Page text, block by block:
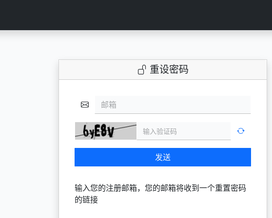
重设密码
邮箱
发送
输入您的注册邮箱，您的邮箱将收到一个重置密码
的链接